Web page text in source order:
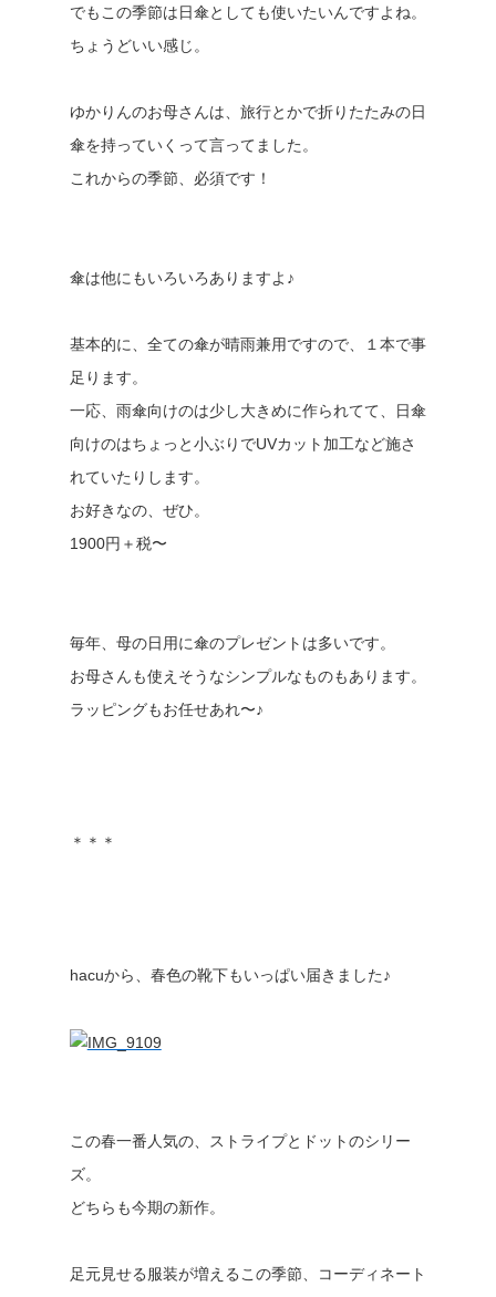
でもこの季節は日傘としても使いたいんですよね。
ちょうどいい感じ。
ゆかりんのお母さんは、旅行とかで折りたたみの日
傘を持っていくって言ってました。
これからの季節、必須です！
傘は他にもいろいろありますよ♪
基本的に、全ての傘が晴雨兼用ですので、１本で事
足ります。
一応、雨傘向けのは少し大きめに作られてて、日傘
向けのはちょっと小ぶりでUVカット加工など施さ
れていたりします。
お好きなの、ぜひ。
1900円＋税〜
毎年、母の日用に傘のプレゼントは多いです。
お母さんも使えそうなシンプルなものもあります。
ラッピングもお任せあれ〜♪
＊＊＊
hacuから、春色の靴下もいっぱい届きました♪
この春一番人気の、ストライプとドットのシリー
ズ。
どちらも今期の新作。
足元見せる服装が増えるこの季節、コーディネート